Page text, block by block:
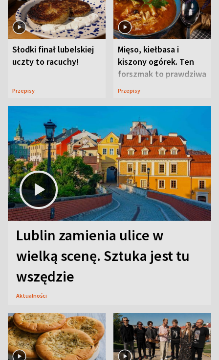
Słodki finał lubelskiej
uczty to racuchy!
Przepisy
Mięso, kiełbasa i
kiszony ogórek. Ten
forszmak to prawdziwa
uczta
Przepisy
Lublin zamienia ulice w
wielką scenę. Sztuka jest tu
wszędzie
Aktualności